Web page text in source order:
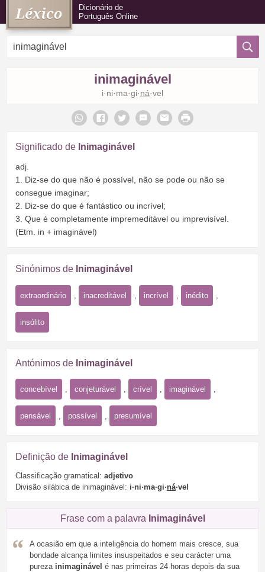
Dicionário de
Português Online
inimaginável
i·ni·ma·gi·ná·vel
Significado de Inimaginável
adj.
1. Diz-se do que não é possível, não se pode ou não se
consegue imaginar;
2. Diz-se do que é fantástico ou incrível;
3. Que é completamente impremeditável ou imprevisível.
(Etm. in + imaginável)
Sinónimos de Inimaginável
extraordinário inacreditável incrível inédito
insólito
Antónimos de Inimaginável
concebível , conjeturável , crível , imaginável ,
pensável , possível , presumível
Definição de Inimaginável
Classificação gramatical: adjetivo
Divisão silábica de inimaginável: i·ni·ma·gi·ná·vel
Frase com a palavra Inimaginável
A ocasião em que a inteligência do homem mais cresce, sua
bondade alcança limites insuspeitados e seu carácter uma
pureza inimaginável é nas primeiras 24 horas depois da sua